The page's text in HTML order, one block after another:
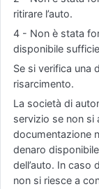
ritirare l’auto.
4 - Non è stata
disponibile
Se si verifica una
risarcimento.
La società di
servizio se non si
documentazione
denaro
dell’auto. In caso
non si riesce a